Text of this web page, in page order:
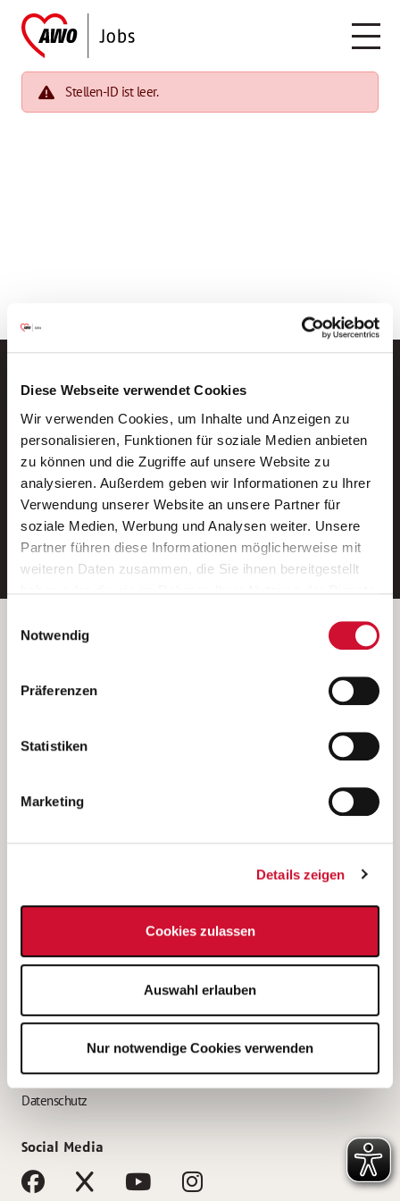
Diese Webseite verwendet Cookies
Wir verwenden Cookies, um Inhalte und Anzeigen zu
personalisieren, Funktionen für soziale Medien anbieten
zu können und die Zugriffe auf unsere Website zu
analysieren. Außerdem geben wir Informationen zu Ihrer
Verwendung unserer Website an unsere Partner für
soziale Medien, Werbung und Analysen weiter. Unsere
Partner führen diese Informationen möglicherweise mit
weiteren Daten zusammen, die Sie ihnen bereitgestellt
Wenn Sie auf „Cookies zulassen“ klicken, so stimmen
Sie der Speicherung sämtlicher Cookies zu. Sie können
Ihre Einwilligung selbstverständlich jederzeit widerrufen,
indem Sie die Cookie-Einstellungen aufrufen und diese
unsererDatenschutzerklärung
Notwendig
Präferenzen
Statistiken
Marketing
Details zeigen
Cookies zulassen
Auswahl erlauben
Nur notwendige Cookies verwenden
Stellen-ID ist leer.
Neue Stellen per E-Mail.
Ein kostenloser Service von AWO
Jobs.
E-Mail-Adresse eintragen
Betreiber der Webseite
Kantstraße 45a
(Ein Tochterunternehmen des AWO Bezirksverbandes Unterfranken
e.V.)
Bewerbung als Altenpflegehelfer*in
Bewerbung als Erzieher*in
AWO Gliederungen nach Bundesland
Impressum
Datenschutz
Social Media